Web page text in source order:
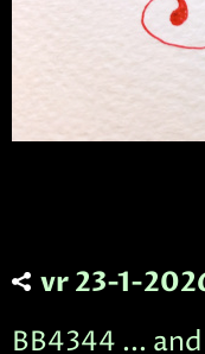
vr 23-1-
BB4344 ...